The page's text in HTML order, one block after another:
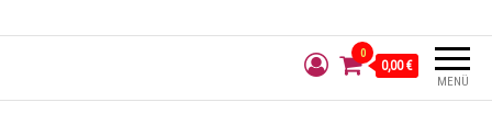
MENÜ
0
0,00 €